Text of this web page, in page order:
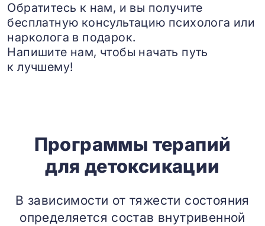
Обратитесь к нам, и вы получите
бесплатную консультацию психолога или
нарколога в подарок.
Напишите нам, чтобы начать путь
к лучшему!
Программы терапий
для детоксикации
В зависимости от тяжести состояния
определяется состав внутривенной